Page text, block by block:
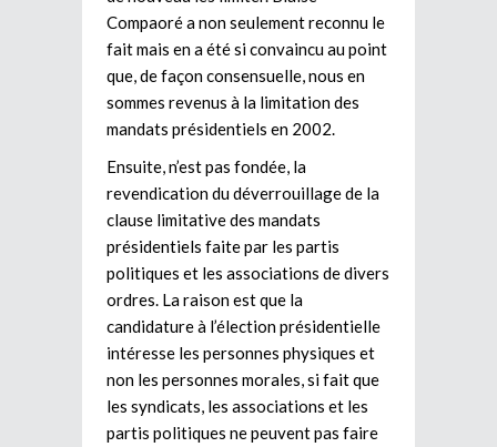
Compaoré a non seulement reconnu le
fait mais en a été si convaincu au point
que, de façon consensuelle, nous en
sommes revenus à la limitation des
mandats présidentiels en 2002.
Ensuite, n’est pas fondée, la
revendication du déverrouillage de la
clause limitative des mandats
présidentiels faite par les partis
politiques et les associations de divers
ordres. La raison est que la
candidature à l’élection présidentielle
intéresse les personnes physiques et
non les personnes morales, si fait que
les syndicats, les associations et les
partis politiques ne peuvent pas faire